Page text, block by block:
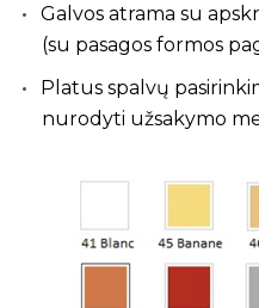
Galvos atrama su
(su pasagos formos
Platus spalvų
nurodyti užsakymo